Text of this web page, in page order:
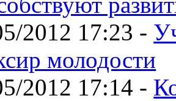
2012 17:23 -
молодости
2012 17:14 -